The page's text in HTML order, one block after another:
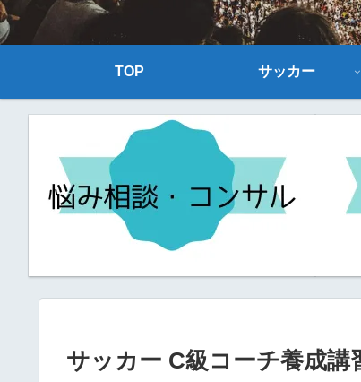
TOP サッカー
サッカー C級コーチ養成講